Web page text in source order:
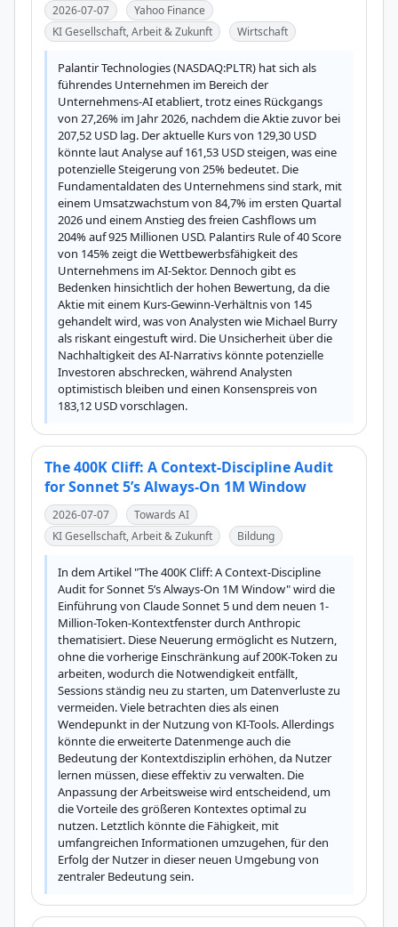
2026-07-07
Yahoo Finance
KI Gesellschaft, Arbeit & Zukunft
Wirtschaft
Palantir Technologies (NASDAQ:PLTR) hat sich als
führendes Unternehmen im Bereich der
Unternehmens-AI etabliert, trotz eines Rückgangs
von 27,26% im Jahr 2026, nachdem die Aktie zuvor bei
207,52 USD lag. Der aktuelle Kurs von 129,30 USD
könnte laut Analyse auf 161,53 USD steigen, was eine
potenzielle Steigerung von 25% bedeutet. Die
Fundamentaldaten des Unternehmens sind stark, mit
einem Umsatzwachstum von 84,7% im ersten Quartal
2026 und einem Anstieg des freien Cashflows um
204% auf 925 Millionen USD. Palantirs Rule of 40 Score
von 145% zeigt die Wettbewerbsfähigkeit des
Unternehmens im AI-Sektor. Dennoch gibt es
Bedenken hinsichtlich der hohen Bewertung, da die
Aktie mit einem Kurs-Gewinn-Verhältnis von 145
gehandelt wird, was von Analysten wie Michael Burry
als riskant eingestuft wird. Die Unsicherheit über die
Nachhaltigkeit des AI-Narrativs könnte potenzielle
Investoren abschrecken, während Analysten
optimistisch bleiben und einen Konsenspreis von
183,12 USD vorschlagen.
The 400K Cliff: A Context-Discipline Audit
for Sonnet 5’s Always-On 1M Window
2026-07-07
Towards AI
KI Gesellschaft, Arbeit & Zukunft
Bildung
In dem Artikel "The 400K Cliff: A Context-Discipline
Audit for Sonnet 5’s Always-On 1M Window" wird die
Einführung von Claude Sonnet 5 und dem neuen 1-
Million-Token-Kontextfenster durch Anthropic
thematisiert. Diese Neuerung ermöglicht es Nutzern,
ohne die vorherige Einschränkung auf 200K-Token zu
arbeiten, wodurch die Notwendigkeit entfällt,
Sessions ständig neu zu starten, um Datenverluste zu
vermeiden. Viele betrachten dies als einen
Wendepunkt in der Nutzung von KI-Tools. Allerdings
könnte die erweiterte Datenmenge auch die
Bedeutung der Kontextdisziplin erhöhen, da Nutzer
lernen müssen, diese effektiv zu verwalten. Die
Anpassung der Arbeitsweise wird entscheidend, um
die Vorteile des größeren Kontextes optimal zu
nutzen. Letztlich könnte die Fähigkeit, mit
umfangreichen Informationen umzugehen, für den
Erfolg der Nutzer in dieser neuen Umgebung von
zentraler Bedeutung sein.